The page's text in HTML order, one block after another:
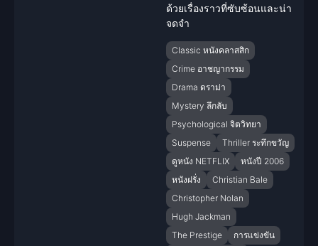
ด้วยเรื่องราวที่ซับซ้อนและน่า
จดจำ
Classic หนังคลาสสิก
Crime อาชญากรรม
Drama ดราม่า
Mystery ลึกลับ
Psychological จิตวิทยา
Suspense
Thriller ระทึกขวัญ
ดูหนัง NETFLIX
หนังปี 2006
หนังฝรั่ง
Christian Bale
Christopher Nolan
Hugh Jackman
The Prestige
การแข่งขัน